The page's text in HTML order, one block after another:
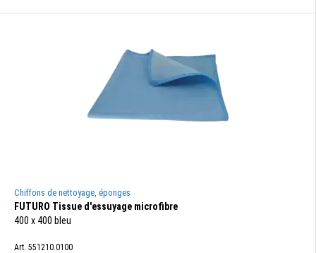
Chiffons de nettoyage, éponges
FUTURO Tissue d'essuyage microfibre
400 x 400 bleu
Art. 551210.0100